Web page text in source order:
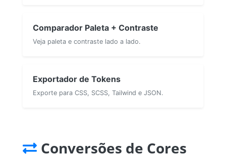
Comparador Paleta + Contraste
Veja paleta e contraste lado a lado.
Exportador de Tokens
Exporte para CSS, SCSS, Tailwind e JSON.
Conversões de Cores